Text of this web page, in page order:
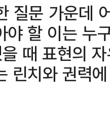
질문 가운데
야 할 이는 누
때 표현의
린치와 권력